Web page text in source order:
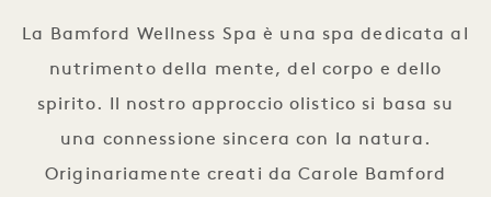
La Bamford Wellness Spa è una spa dedicata al
nutrimento della mente, del corpo e dello
spirito. Il nostro approccio olistico si basa su
una connessione sincera con la natura.
Originariamente creati da Carole Bamford